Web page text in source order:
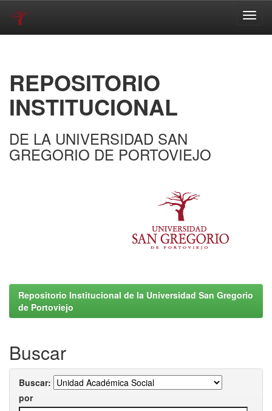
REPOSITORIO
INSTITUCIONAL
DE LA UNIVERSIDAD SAN
GREGORIO DE PORTOVIEJO
Repositorio Institucional de la Universidad San Gregorio
de Portoviejo
Buscar
Buscar:
por